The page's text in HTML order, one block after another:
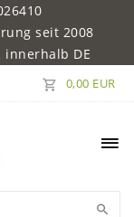
seit 2008
innerhalb DE
0,00 EUR